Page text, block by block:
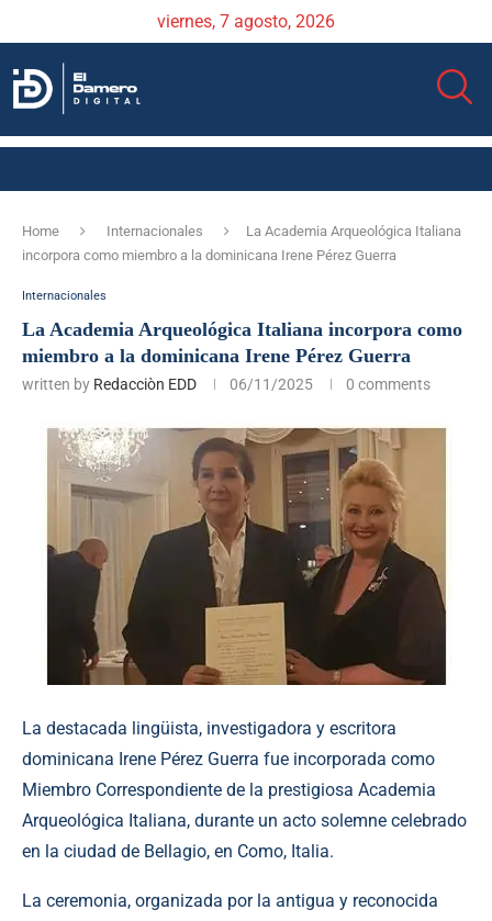
viernes, 7 agosto, 2026
Home Internacionales
La Academia Arqueológica Italiana
incorpora como miembro a la dominicana Irene Pérez Guerra
Internacionales
La Academia Arqueológica Italiana incorpora como
miembro a la dominicana Irene Pérez Guerra
written by Redacciòn EDD 06/11/2025 0 comments
La destacada lingüista, investigadora y escritora
dominicana Irene Pérez Guerra fue incorporada como
Miembro Correspondiente de la prestigiosa Academia
Arqueológica Italiana, durante un acto solemne celebrado
en la ciudad de Bellagio, en Como, Italia.
La ceremonia, organizada por la antigua y reconocida